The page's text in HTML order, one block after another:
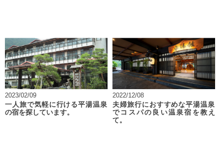
2023/02/09
一人旅で気軽に行ける平湯温泉
の宿を探しています。
2022/12/08
夫婦旅行におすすめな平湯温泉
でコスパの良い温泉宿を教え
て。